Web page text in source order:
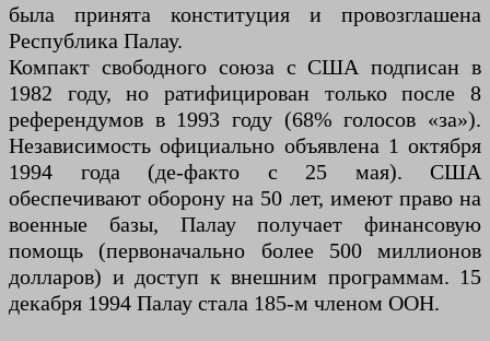
была принята конституция и провозглашена
Республика Палау.
Компакт свободного союза с США подписан в
1982 году, но ратифицирован только после 8
референдумов в 1993 году (68% голосов «за»).
Независимость официально объявлена ​​1 октября
1994 года (де-факто с 25 мая). США
обеспечивают оборону на 50 лет, имеют право на
военные базы, Палау получает финансовую
помощь (первоначально более 500 миллионов
долларов) и доступ к внешним программам. 15
декабря 1994 Палау стала 185-м членом ООН.